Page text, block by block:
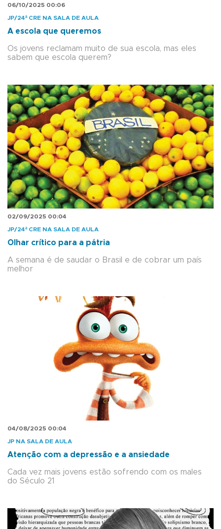
06/10/2025 00:06
JP/24ª CRE NA SALA DE AULA
A escola que queremos
Os jovens reclamam muito de sua escola, mas eles
sabem que escola querem?
02/09/2025 00:04
JP/24ª CRE NA SALA DE AULA
Olhar crítico para a pátria
A semana é de saudar o Brasil e de cobrar um país
melhor
04/08/2025 00:04
JP NA SALA DE AULA
Atenção com a depressão e a ansiedade
Cada vez mais jovens estão sofrendo com os males
do Século 21